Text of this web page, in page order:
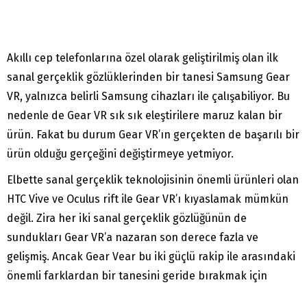
Akıllı cep telefonlarına özel olarak geliştirilmiş olan ilk
sanal gerçeklik gözlüklerinden bir tanesi Samsung Gear
VR, yalnızca belirli Samsung cihazları ile çalışabiliyor. Bu
nedenle de Gear VR sık sık eleştirilere maruz kalan bir
ürün. Fakat bu durum Gear VR’ın gerçekten de başarılı bir
ürün olduğu gerçeğini değiştirmeye yetmiyor.
Elbette sanal gerçeklik teknolojisinin önemli ürünleri olan
HTC Vive ve Oculus rift ile Gear VR’ı kıyaslamak mümkün
değil. Zira her iki sanal gerçeklik gözlüğünün de
sundukları Gear VR’a nazaran son derece fazla ve
gelişmiş. Ancak Gear Vear bu iki güçlü rakip ile arasındaki
önemli farklardan bir tanesini geride bırakmak için